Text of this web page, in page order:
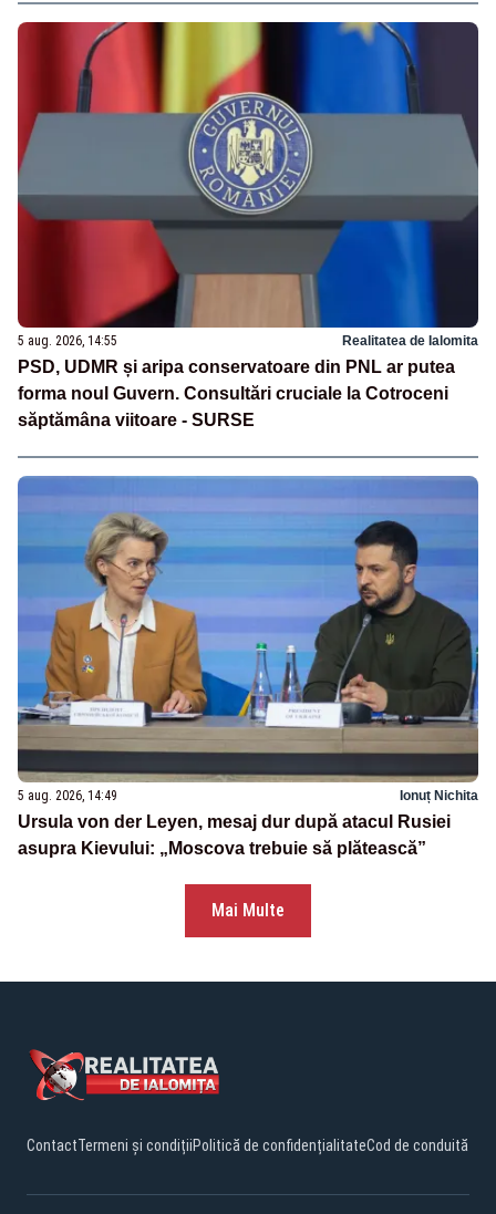
5 aug. 2026, 14:55 Realitatea de Ialomita
PSD, UDMR și aripa conservatoare din PNL ar putea
forma noul Guvern. Consultări cruciale la Cotroceni
săptămâna viitoare - SURSE
5 aug. 2026, 14:49 Ionuț Nichita
Ursula von der Leyen, mesaj dur după atacul Rusiei
asupra Kievului: „Moscova trebuie să plătească”
Mai Multe
ContactTermeni și condițiiPolitică de confidențialitateCod de conduită